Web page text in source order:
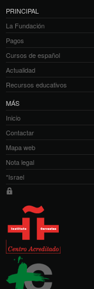
PRINCIPAL
La Fundación
Pagos
Cursos de español
Actualidad
Recursos educativos
MÁS
Inicio
Contactar
Mapa web
Nota legal
*Israel